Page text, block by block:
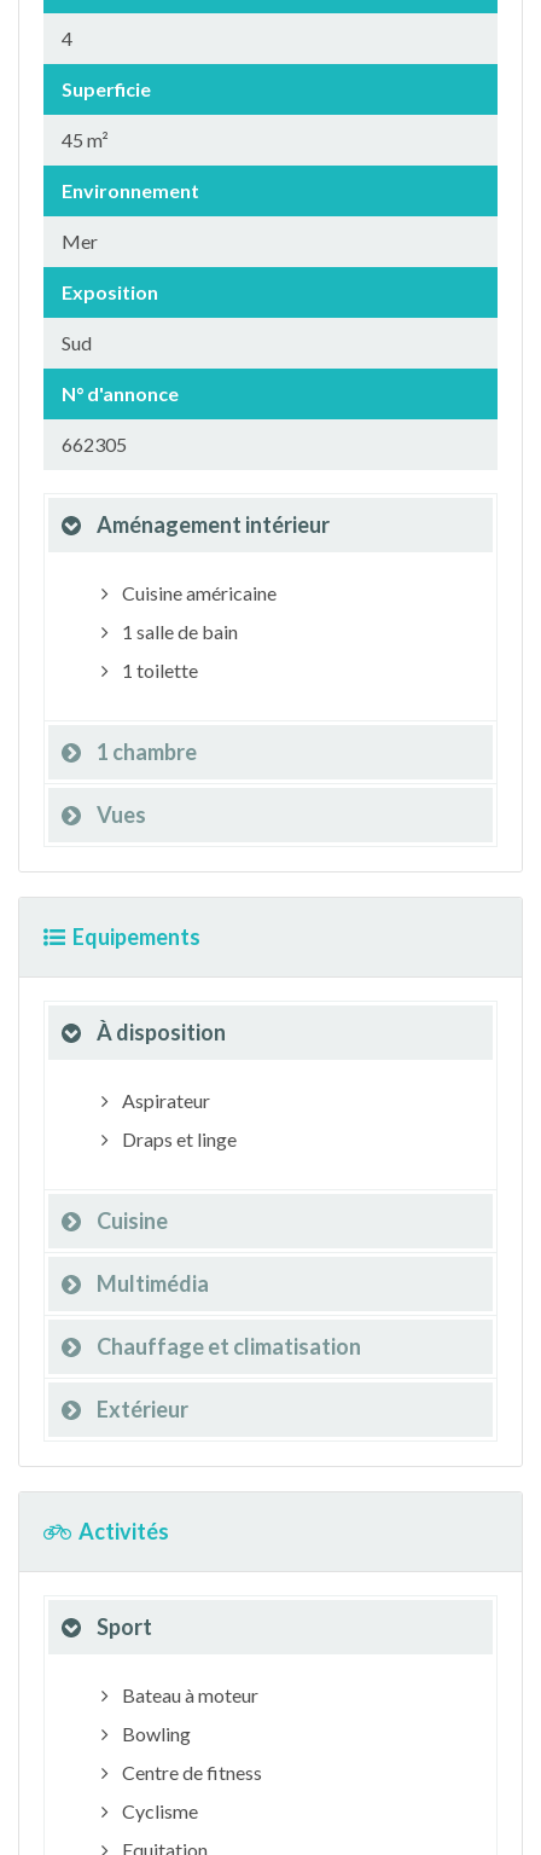
4
Superficie
45 m²
Environnement
Mer
Exposition
Sud
N° d'annonce
662305
Aménagement intérieur
Cuisine américaine
1 salle de bain
1 toilette
1 chambre
Vues
Equipements
À disposition
Aspirateur
Draps et linge
Cuisine
Multimédia
Chauffage et climatisation
Extérieur
Activités
Sport
Bateau à moteur
Bowling
Centre de fitness
Cyclisme
Equitation